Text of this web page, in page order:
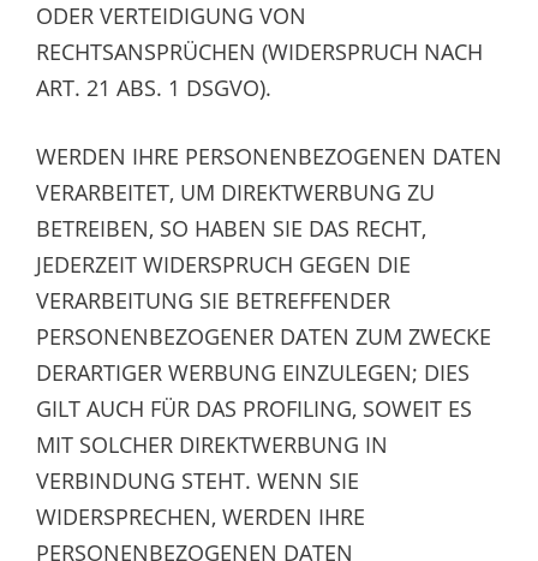
ODER VERTEIDIGUNG VON
RECHTSANSPRÜCHEN (WIDERSPRUCH NACH
ART. 21 ABS. 1 DSGVO).
WERDEN IHRE PERSONENBEZOGENEN DATEN
VERARBEITET, UM DIREKTWERBUNG ZU
BETREIBEN, SO HABEN SIE DAS RECHT,
JEDERZEIT WIDERSPRUCH GEGEN DIE
VERARBEITUNG SIE BETREFFENDER
PERSONENBEZOGENER DATEN ZUM ZWECKE
DERARTIGER WERBUNG EINZULEGEN; DIES
GILT AUCH FÜR DAS PROFILING, SOWEIT ES
MIT SOLCHER DIREKTWERBUNG IN
VERBINDUNG STEHT. WENN SIE
WIDERSPRECHEN, WERDEN IHRE
PERSONENBEZOGENEN DATEN